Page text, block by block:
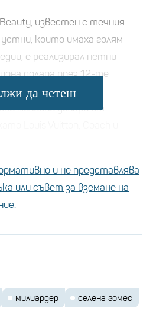
известен с течния
които имаха голям
е реализирал нетни
долара през 12-те
милиони долари от
малко" 6 милиона долара
си за Еми игра в хита на
Building", който наскоро
си плаща, за да
стои извън списъците с
да четеш
и не представлява
или съвет за вземане на
милиардер селена гомес